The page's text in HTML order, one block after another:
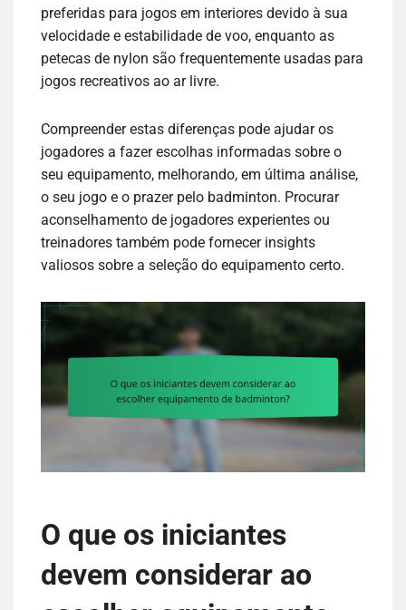
preferidas para jogos em interiores devido à sua
velocidade e estabilidade de voo, enquanto as
petecas de nylon são frequentemente usadas para
jogos recreativos ao ar livre.
Compreender estas diferenças pode ajudar os
jogadores a fazer escolhas informadas sobre o
seu equipamento, melhorando, em última análise,
o seu jogo e o prazer pelo badminton. Procurar
aconselhamento de jogadores experientes ou
treinadores também pode fornecer insights
valiosos sobre a seleção do equipamento certo.
O que os iniciantes
devem considerar ao